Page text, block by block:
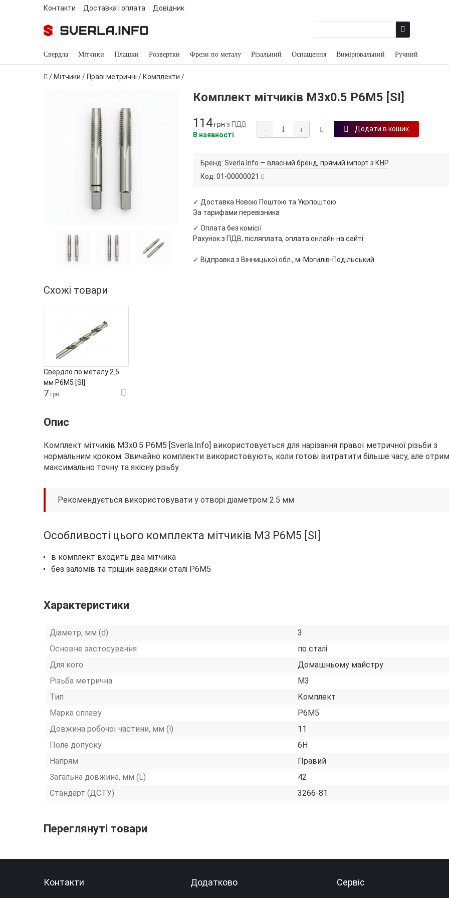
Контакти Доставка і оплата Довідник
Свердла Мітчики Плашки Розвертки Фрези по металу Різальний Оснащення Вимірювальний Ручний
/ Мітчики / Праві метричні / Комплекти /
Комплект мітчиків М3х0.5 Р6М5 [SI]
114грн з ПДВ
В наявності
− + Додати в кошик
Бренд: Sverla.Info — власний бренд, прямий імпорт з КНР
Код: 01-00000021
✓ Доставка Новою Поштою та Укрпоштою
За тарифами перевізника
✓ Оплата без комісії
Рахунок з ПДВ, післяплата, оплата онлайн на сайті
✓ Відправка з Вінницької обл., м. Могилів-Подільський
Схожі товари
Свердло по металу 2.5
мм Р6М5 [SI]
7 грн
Опис
Комплект мітчиків М3х0.5 Р6М5 [Sverla.Info] використовується для нарізання правої метричної різьби з
нормальним кроком. Звичайно комплекти використовують, коли готові витратити більше часу, але
максимально точну та якісну різьбу.
Рекомендується використовувати у отворі діаметром 2.5 мм
Особливості цього комплекта мітчиків М3 Р6М5 [SI]
в комплект входить два мітчика
без заломів та тріщин завдяки сталі Р6М5
Характеристики
Діаметр, мм (d)
3
Основне застосування
по сталі
Для кого
Домашньому майстру
Різьба метрична
М3
Тип
Комплект
Марка сплаву
Р6М5
Довжина робочої частини, мм (l)
11
Поле допуску
6H
Напрям
Правий
Загальна довжина, мм (L)
42
Стандарт (ДСТУ)
3266-81
Переглянуті товари
Контакти Додатково Сервіс